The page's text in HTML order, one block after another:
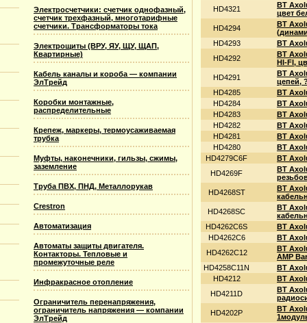
Электросчетчики: счетчик однофазный,
счетчик трехфазный, многотарифные
счетчики. Трансформаторы тока
Электрощиты (ВРУ, ЯУ, ЩУ, ЩАП,
Квартирные)
Кабель каналы и короба — компании
ЭлТрейд
Коробки монтажные,
распределительные
Крепеж, маркеры, термоусаживаемая
трубка
Муфты, наконечники, гильзы, сжимы,
заземление
Труба ПВХ, ПНД, Металлорукав
Crestron
Автоматизация
Автоматы защиты двигателя.
Контакторы. Тепловые и
промежуточные реле
Инфракрасное отопление
Ограничитель перенапряжения,
ограничитель напряжения — компании
ЭлТрейд
HD4321
BT
цвет
HD4294
BT
HD4293
BT
HD4292
BT
HI-FI,
HD4291
BT
цепей,
HD4285
BT
HD4284
BT
HD4283
BT
HD4282
BT
HD4281
BT
HD4280
BT
HD4279C6F
BT
HD4269F
BT
HD4268ST
BT
HD4268SC
BT
HD4262C6S
BT
HD4262C6
BT
HD4262C12
BT
AMP
HD4258C11N
BT
HD4212
BT
HD4211D
BT
HD4202P
BT